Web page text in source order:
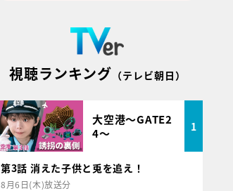
視聴ランキング （テレビ朝日）
大空港～GATE2
4～
1
第3話 消えた子供と兎を追え！
8月6日(木)放送分